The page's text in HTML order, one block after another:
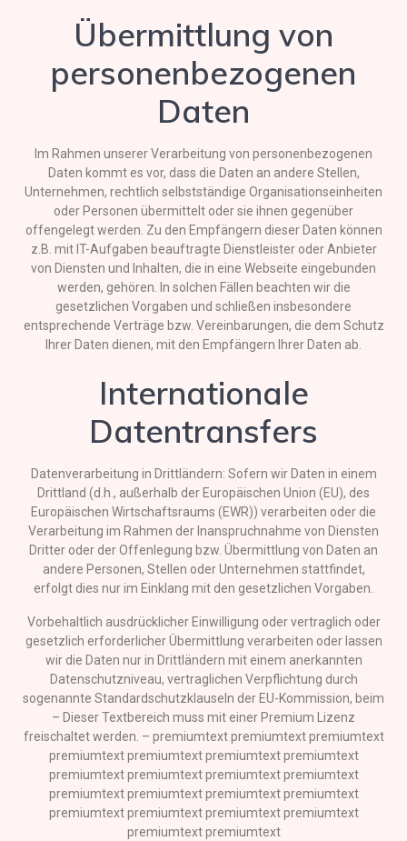
Übermittlung von
personenbezogenen
Daten
Im Rahmen unserer Verarbeitung von personenbezogenen
Daten kommt es vor, dass die Daten an andere Stellen,
Unternehmen, rechtlich selbstständige Organisationseinheiten
oder Personen übermittelt oder sie ihnen gegenüber
offengelegt werden. Zu den Empfängern dieser Daten können
z.B. mit IT-Aufgaben beauftragte Dienstleister oder Anbieter
von Diensten und Inhalten, die in eine Webseite eingebunden
werden, gehören. In solchen Fällen beachten wir die
gesetzlichen Vorgaben und schließen insbesondere
entsprechende Verträge bzw. Vereinbarungen, die dem Schutz
Ihrer Daten dienen, mit den Empfängern Ihrer Daten ab.
Internationale
Datentransfers
Datenverarbeitung in Drittländern: Sofern wir Daten in einem
Drittland (d.h., außerhalb der Europäischen Union (EU), des
Europäischen Wirtschaftsraums (EWR)) verarbeiten oder die
Verarbeitung im Rahmen der Inanspruchnahme von Diensten
Dritter oder der Offenlegung bzw. Übermittlung von Daten an
andere Personen, Stellen oder Unternehmen stattfindet,
erfolgt dies nur im Einklang mit den gesetzlichen Vorgaben.
Vorbehaltlich ausdrücklicher Einwilligung oder vertraglich oder
gesetzlich erforderlicher Übermittlung verarbeiten oder lassen
wir die Daten nur in Drittländern mit einem anerkannten
Datenschutzniveau, vertraglichen Verpflichtung durch
sogenannte Standardschutzklauseln der EU-Kommission, beim
– Dieser Textbereich muss mit einer Premium Lizenz
freischaltet werden. – premiumtext premiumtext premiumtext
premiumtext premiumtext premiumtext premiumtext
premiumtext premiumtext premiumtext premiumtext
premiumtext premiumtext premiumtext premiumtext
premiumtext premiumtext premiumtext premiumtext
premiumtext premiumtext